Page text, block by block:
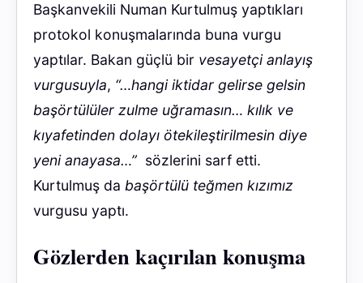
Başkanvekili Numan Kurtulmuş yaptıkları
protokol konuşmalarında buna vurgu
yaptılar. Bakan güçlü bir vesayetçi anlayış
vurgusuyla, “…hangi iktidar gelirse gelsin
başörtülüler zulme uğramasın… kılık ve
kıyafetinden dolayı ötekileştirilmesin diye
yeni anayasa…” sözlerini sarf etti.
Kurtulmuş da başörtülü teğmen kızımız
vurgusu yaptı.
Gözlerden kaçırılan konuşma